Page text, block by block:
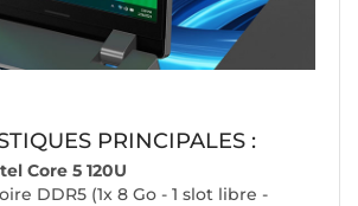
PRINCIPALES :
Core 5 120U
DDR5 (1x 8 Go - 1 slot libre -